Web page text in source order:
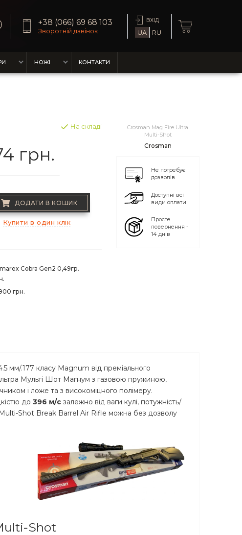
+38 (066) 69 68 103
Зворотній дзвінок
ВХІД
UA RU
НОЖІ КОНТАКТИ
На складі
грн.
ДОДАТИ В КОШИК
Купити в один клік
Cobra Gen2 0,49гр.
грн.
Crosman Mag Fire Ultra
Multi-Shot
Crosman
Не потребує
дозволів
Доступні всі
види оплати
Просте
повернення -
14 днів
мм/.177 класу Magnum від преміального
Мульті Шот Магнум з газовою пружиною,
і ложе та з високоміцного полімеру.
до396 м/с залежно від ваги кулі, потужність/
Shot Break Barrel Air Rifle можна без дозволу
Shot